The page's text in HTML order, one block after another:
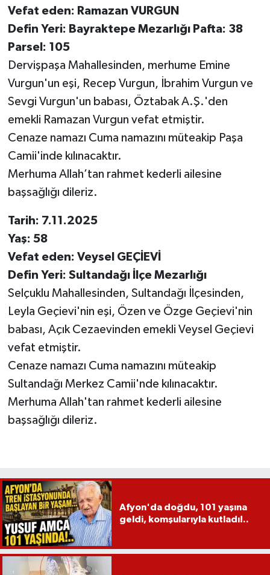
Vefat eden: Ramazan VURGUN
Defin Yeri: Bayraktepe Mezarlığı Pafta: 38
Parsel: 105
Dervişpaşa Mahallesinden, merhume Emine
Vurgun'un eşi, Recep Vurgun, İbrahim Vurgun ve
Sevgi Vurgun'un babası, Öztabak A.Ş.'den
emekli Ramazan Vurgun vefat etmiştir.
Cenaze namazı Cuma namazını müteakip Paşa
Camii'inde kılınacaktır.
Merhuma Allah’tan rahmet kederli ailesine
başsağlığı dileriz.
Tarih: 7.11.2025
Yaş: 58
Vefat eden: Veysel GEÇİEVİ
Defin Yeri: Sultandağı İlçe Mezarlığı
Selçuklu Mahallesinden, Sultandağı İlçesinden,
Leyla Geçievi'nin eşi, Özen ve Özge Geçievi'nin
babası, Açık Cezaevinden emekli Veysel Geçievi
vefat etmiştir.
Cenaze namazı Cuma namazını müteakip
Sultandağı Merkez Camii'nde kılınacaktır.
Merhuma Allah'tan rahmet kederli ailesine
başsağlığı dileriz.
Afyon'da doğdu, 101 yaşına
geldi, komşularıyla kutladı!..